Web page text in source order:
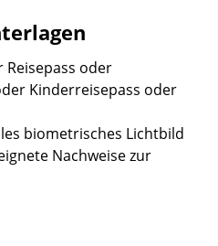
oder
Kinderreisepass oder
biometrisches Lichtbild
Nachweise zur